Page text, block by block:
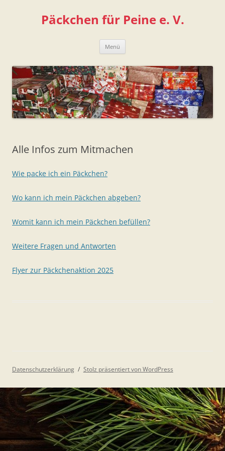
Päckchen für Peine e. V.
Menü
Alle Infos zum Mitmachen
Wie packe ich ein Päckchen?
Wo kann ich mein Päckchen abgeben?
Womit kann ich mein Päckchen befüllen?
Weitere Fragen und Antworten
Flyer zur Päckchenaktion 2025
Datenschutzerklärung Stolz präsentiert von WordPress